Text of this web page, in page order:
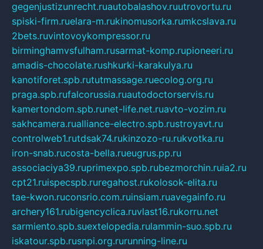
gegenjustizunrecht.ruautobalashov.ruutrovortu.ru
spiski-firm.ruelara-m.rukinomusorka.rumkcslava.ru
2bets.ruvintovoykompressor.ru
birminghamvsfulham.rusarmat-komp.rupioneeri.ru
amadis-chocolate.rushkurki-karakulya.ru
kanotiforet.spb.rututmassage.ruecolog.org.ru
praga.spb.rufalcorussia.ruautodoctorservis.ru
kamertondom.spb.runet-life.net.ruavto-vozim.ru
sakhcamera.rualliance-electro.spb.rustroyavt.ru
controlweb1.rutdsak74.rukinzozo-ru.rukvotka.ru
iron-snab.rucosta-bella.rueugrus.pp.ru
associaciya39.ruprimexpo.spb.rubezmorchin.ruia2.ru
cpt21.ruispecspb.ruregahost.rukolosok-elita.ru
tae-kwon.ruconsrio.com.ruinsiam.ruavegainfo.ru
archery161.rubigencyclica.ruvlast16.rukorru.net
sarmiento.spb.suextelopedia.rulammin-suo.spb.ru
iskatour.spb.rusnpi.org.rurunning-line.ru